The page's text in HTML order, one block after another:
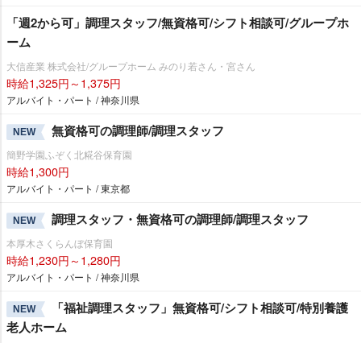
「週2から可」調理スタッフ/無資格可/シフト相談可/グループホ
ーム
大信産業 株式会社/グループホーム みのり若さん・宮さん
時給1,325円～1,375円
アルバイト・パート / 神奈川県
NEW 無資格可の調理師/調理スタッフ
簡野学園ふぞく北糀谷保育園
時給1,300円
アルバイト・パート / 東京都
NEW 調理スタッフ・無資格可の調理師/調理スタッフ
本厚木さくらんぼ保育園
時給1,230円～1,280円
アルバイト・パート / 神奈川県
NEW
「福祉調理スタッフ」無資格可/シフト相談可/特別養護
老人ホーム